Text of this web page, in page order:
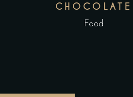
CHOCOLATE
Food